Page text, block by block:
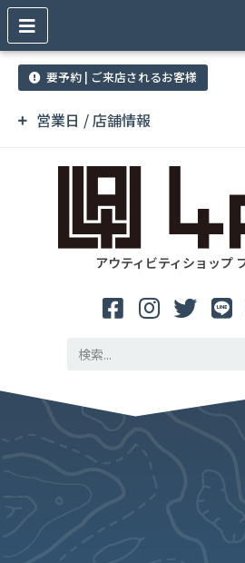
営業日 / 店舗情報
要予約 | ご来店されるお客様
アウティビティショップ